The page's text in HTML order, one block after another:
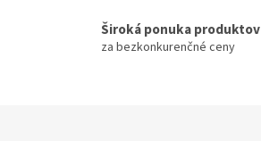
Široká ponuka produktov
za bezkonkurenčné ceny